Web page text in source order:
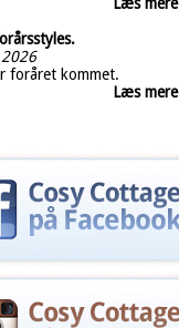
foråret kommet.
Læs mere